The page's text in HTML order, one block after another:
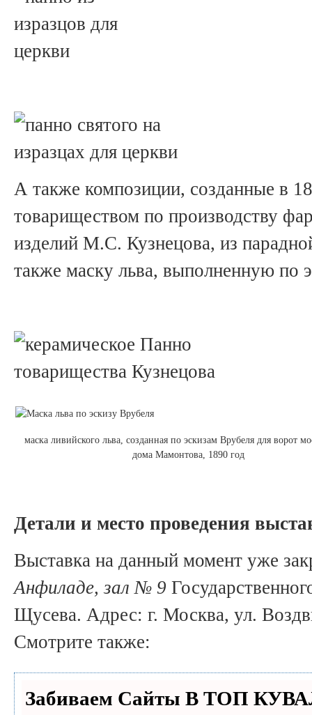
А также композиции, созданные в
товариществом по производству
изделий М.С. Кузнецова, из
также маску льва, выполненную по
маска ливийского льва, созданная по эскизам Врубеля для ворот
дома Мамонтова, 1890 год
Детали и место проведения
Выставка на данный момент уже
Анфиладе, зал № 9
Щусева. Адрес: г. Москва, ул.
Смотрите также:
Забиваем Сайты В ТОП